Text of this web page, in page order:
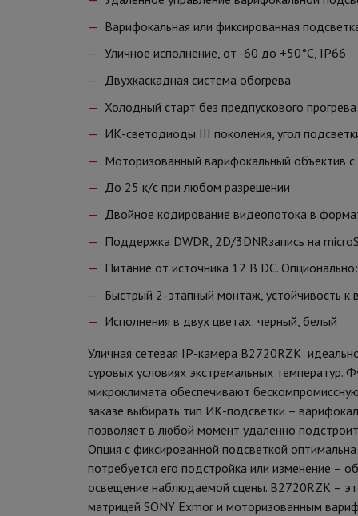
Варифокальная или фиксированная
Уличное исполнение, от -60 до +50°C, IP66
Двухкаскадная система обогрева
Холодный старт без предпускового прогрева
ИК-светодиоды III поколения, угол
Моторизованный варифокальный объектив
До 25 к/с при любом разрешении
Двойное кодирование видеопотока в
Поддержка DWDR, 2D/3DNRзапись на
Питание от источника 12 В DC.
Быстрый 2-этапный монтаж, устойчивость к
Исполнения в двух цветах: черный, белый
Уличная сетевая IP-камера B2720RZK
суровых условиях экстремальных температур.
микроклимата обеспечивают
заказе выбирать тип ИК-подсветки –
позволяет в любой момент удаленно
Опция с фиксированной подсветкой
потребуется его подстройка или изменение –
освещение наблюдаемой сцены. B2720RZK –
матрицей SONY Exmor и моторизованным